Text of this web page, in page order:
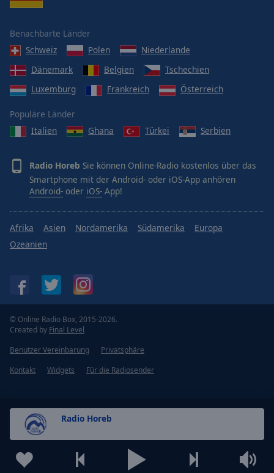
Radio Horeb
Benachbarte Länder
Schweiz
Polen
Niederlande
Dänemark
Belgien
Tschechien
Luxemburg
Frankreich Österreich
Populäre Länder
Italien
Ghana Türkei Serbien
Radio Horeb Sie können Online-Radio kostenlos über das
Smartphone mit der Android- oder iOS-App anhören
Android- oder iOS- App!
Afrika Asien Nordamerika Südamerika
Europa
Ozeanien
© Online Radio Box, 2015-2026.
Created by Final Level
Benutzer Vereinbarung
Privatsphäre
Kontakt
Widgets Für die Radiosender